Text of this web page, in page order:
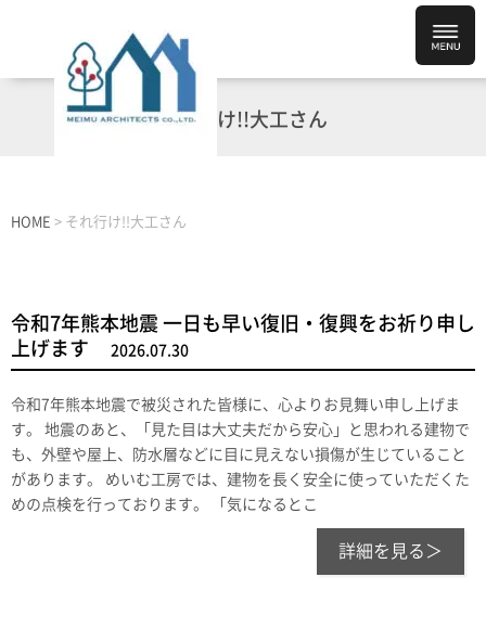
それ行け!!大工さん
HOME > それ行け!!大工さん
令和7年熊本地震 一日も早い復旧・復興をお祈り申し
上げます
2026.07.30
令和7年熊本地震で被災された皆様に、心よりお見舞い申し上げま
す。 地震のあと、「見た目は大丈夫だから安心」と思われる建物で
も、外壁や屋上、防水層などに目に見えない損傷が生じていること
があります。 めいむ工房では、建物を長く安全に使っていただくた
めの点検を行っております。 「気になるとこ
詳細を見る＞